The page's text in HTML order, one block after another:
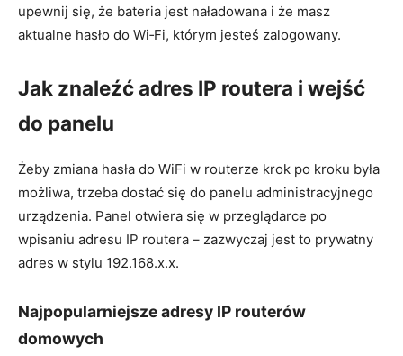
upewnij się, że bateria jest naładowana i że masz
aktualne hasło do Wi‑Fi, którym jesteś zalogowany.
Jak znaleźć adres IP routera i wejść
do panelu
Żeby zmiana hasła do WiFi w routerze krok po kroku była
możliwa, trzeba dostać się do panelu administracyjnego
urządzenia. Panel otwiera się w przeglądarce po
wpisaniu adresu IP routera – zazwyczaj jest to prywatny
adres w stylu 192.168.x.x.
Najpopularniejsze adresy IP routerów
domowych